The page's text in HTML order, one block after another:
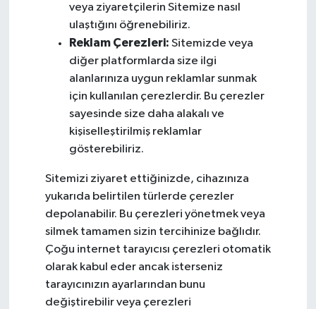
veya ziyaretçilerin Sitemize nasıl
ulaştığını öğrenebiliriz.
Reklam Çerezleri: Sitemizde veya
diğer platformlarda size ilgi
alanlarınıza uygun reklamlar sunmak
için kullanılan çerezlerdir. Bu çerezler
sayesinde size daha alakalı ve
kişiselleştirilmiş reklamlar
gösterebiliriz.
Sitemizi ziyaret ettiğinizde, cihazınıza
yukarıda belirtilen türlerde çerezler
depolanabilir. Bu çerezleri yönetmek veya
silmek tamamen sizin tercihinize bağlıdır.
Çoğu internet tarayıcısı çerezleri otomatik
olarak kabul eder ancak isterseniz
tarayıcınızın ayarlarından bunu
değiştirebilir veya çerezleri